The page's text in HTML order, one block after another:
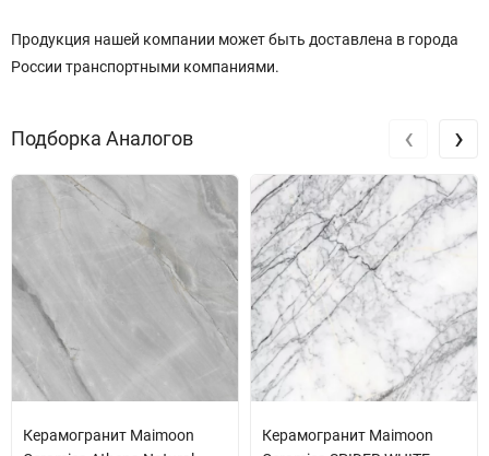
Продукция нашей компании может быть доставлена в города
России транспортными компаниями.
Подборка Аналогов
Керамогранит Maimoon
Керамогранит Maimoon
‹ ›